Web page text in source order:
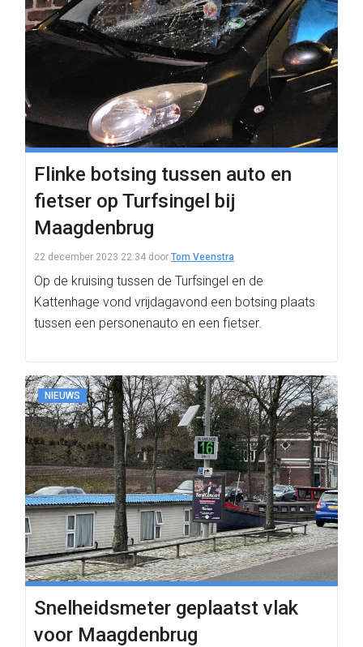
Flinke botsing tussen auto en
fietser op Turfsingel bij
Maagdenbrug
22 december 2023 22:34 door Tom Veenstra
Op de kruising tussen de Turfsingel en de
Kattenhage vond vrijdagavond een botsing plaats
tussen een personenauto en een fietser.
NIEUWS
Snelheidsmeter geplaatst vlak
voor Maagdenbrug